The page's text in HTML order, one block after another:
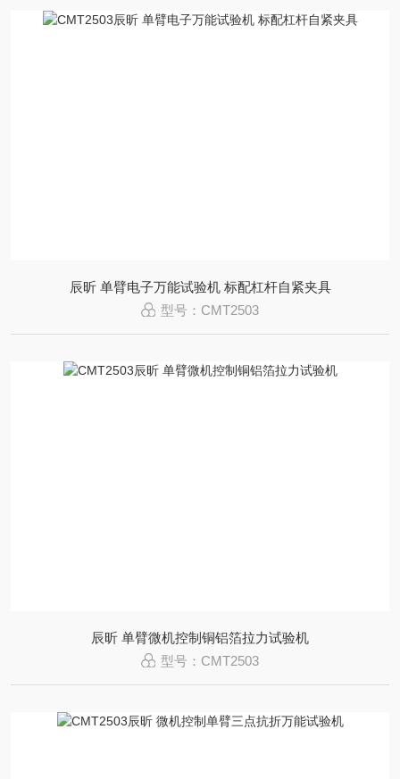
辰昕 单臂电子万能试验机 标配杠杆自紧夹具
型号：CMT2503
辰昕 单臂微机控制铜铝箔拉力试验机
型号：CMT2503